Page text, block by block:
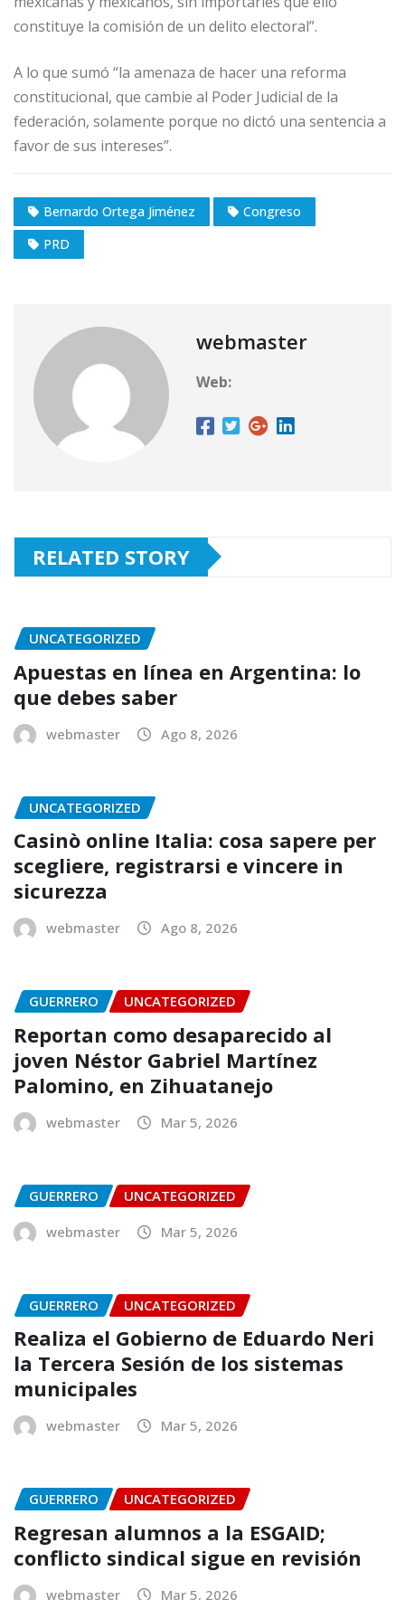
constituye la comisión de un delito electoral”.
A lo que sumó “la amenaza de hacer una reforma
constitucional, que cambie al Poder Judicial de la
federación, solamente porque no dictó una sentencia a
favor de sus intereses”.
Bernardo Ortega Jiménez
Congreso
PRD
webmaster
Web:
RELATED STORY
UNCATEGORIZED
Apuestas en línea en Argentina: lo
que debes saber
webmaster Ago 8, 2026
UNCATEGORIZED
Casinò online Italia: cosa sapere per
scegliere, registrarsi e vincere in
sicurezza
webmaster Ago 8, 2026
GUERRERO UNCATEGORIZED
Reportan como desaparecido al
joven Néstor Gabriel Martínez
Palomino, en Zihuatanejo
webmaster Mar 5, 2026
GUERRERO
UNCATEGORIZED
webmaster
Mar 5, 2026
GUERRERO UNCATEGORIZED
Realiza el Gobierno de Eduardo Neri
la Tercera Sesión de los sistemas
municipales
webmaster Mar 5, 2026
GUERRERO UNCATEGORIZED
Regresan alumnos a la ESGAID;
conflicto sindical sigue en revisión
webmaster Mar 5, 2026